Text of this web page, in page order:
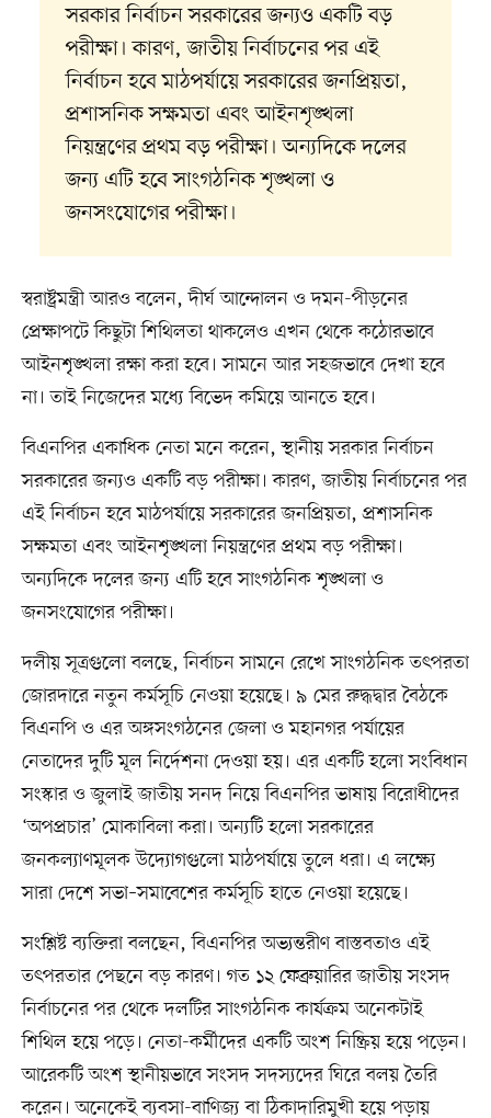
সরকার নির্বাচন সরকারের জন্যও একটি বড়
পরীক্ষা। কারণ, জাতীয় নির্বাচনের পর এই
নির্বাচন হবে মাঠপর্যায়ে সরকারের জনপ্রিয়তা,
প্রশাসনিক সক্ষমতা এবং আইনশৃঙ্খলা
নিয়ন্ত্রণের প্রথম বড় পরীক্ষা। অন্যদিকে দলের
জন্য এটি হবে সাংগঠনিক শৃঙ্খলা ও
জনসংযোগের পরীক্ষা।
স্বরাষ্ট্রমন্ত্রী আরও বলেন, দীর্ঘ আন্দোলন ও দমন-পীড়নের
প্রেক্ষাপটে কিছুটা শিথিলতা থাকলেও এখন থেকে কঠোরভাবে
আইনশৃঙ্খলা রক্ষা করা হবে। সামনে আর সহজভাবে দেখা হবে
না। তাই নিজেদের মধ্যে বিভেদ কমিয়ে আনতে হবে।
বিএনপির একাধিক নেতা মনে করেন, স্থানীয় সরকার নির্বাচন
সরকারের জন্যও একটি বড় পরীক্ষা। কারণ, জাতীয় নির্বাচনের পর
এই নির্বাচন হবে মাঠপর্যায়ে সরকারের জনপ্রিয়তা, প্রশাসনিক
সক্ষমতা এবং আইনশৃঙ্খলা নিয়ন্ত্রণের প্রথম বড় পরীক্ষা।
অন্যদিকে দলের জন্য এটি হবে সাংগঠনিক শৃঙ্খলা ও
জনসংযোগের পরীক্ষা।
দলীয় সূত্রগুলো বলছে, নির্বাচন সামনে রেখে সাংগঠনিক তৎপরতা
জোরদারে নতুন কর্মসূচি নেওয়া হয়েছে। ৯ মের রুদ্ধদ্বার বৈঠকে
বিএনপি ও এর অঙ্গসংগঠনের জেলা ও মহানগর পর্যায়ের
নেতাদের দুটি মূল নির্দেশনা দেওয়া হয়। এর একটি হলো সংবিধান
সংস্কার ও জুলাই জাতীয় সনদ নিয়ে বিএনপির ভাষায় বিরোধীদের
‘অপপ্রচার’ মোকাবিলা করা। অন্যটি হলো সরকারের
জনকল্যাণমূলক উদ্যোগগুলো মাঠপর্যায়ে তুলে ধরা। এ লক্ষ্যে
সারা দেশে সভা–সমাবেশের কর্মসূচি হাতে নেওয়া হয়েছে।
সংশ্লিষ্ট ব্যক্তিরা বলছেন, বিএনপির অভ্যন্তরীণ বাস্তবতাও এই
তৎপরতার পেছনে বড় কারণ। গত ১২ ফেব্রুয়ারির জাতীয় সংসদ
নির্বাচনের পর থেকে দলটির সাংগঠনিক কার্যক্রম অনেকটাই
শিথিল হয়ে পড়ে। নেতা-কর্মীদের একটি অংশ নিষ্ক্রিয় হয়ে পড়েন।
আরেকটি অংশ স্থানীয়ভাবে সংসদ সদস্যদের ঘিরে বলয় তৈরি
করেন। অনেকেই ব্যবসা-বাণিজ্য বা ঠিকাদারিমুখী হয়ে পড়ায়